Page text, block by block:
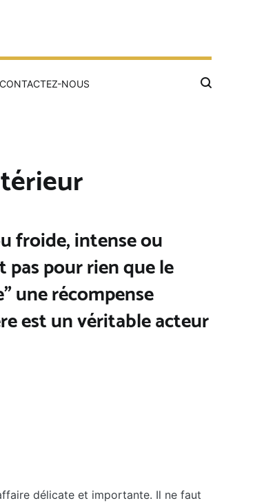
CONTACTEZ-NOUS
froide, intense ou
pour rien que le
une récompense
est un véritable acteur
délicate et importante. Il ne faut